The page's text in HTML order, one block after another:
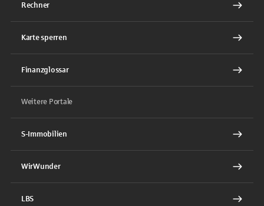
Rechner
Karte sperren
Finanzglossar
Weitere Portale
S-Immobilien
WirWunder
LBS